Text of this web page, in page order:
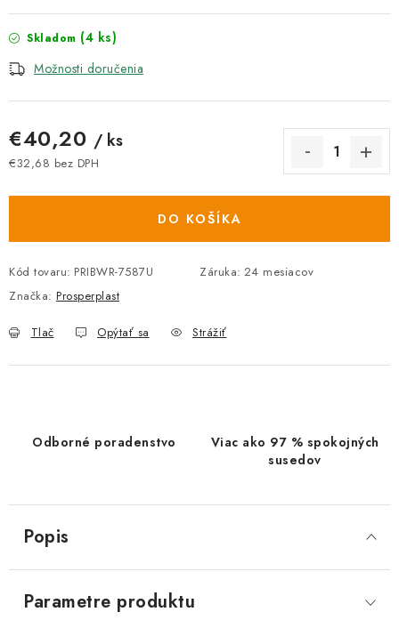
Skladom (4 ks)
Možnosti doručenia
€40,20 / ks
€32,68 bez DPH
DO KOŠÍKA
Kód tovaru: PRIBWR-7587U Záruka: 24 mesiacov
Značka: Prosperplast
Tlač Opýtať sa Strážiť
Odborné poradenstvo
Viac ako 97 % spokojných
susedov
Popis
Parametre produktu